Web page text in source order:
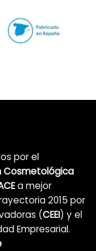
por el
Cosmetológica
a mejor
2015 por
(CEEI) y el
Empresarial.